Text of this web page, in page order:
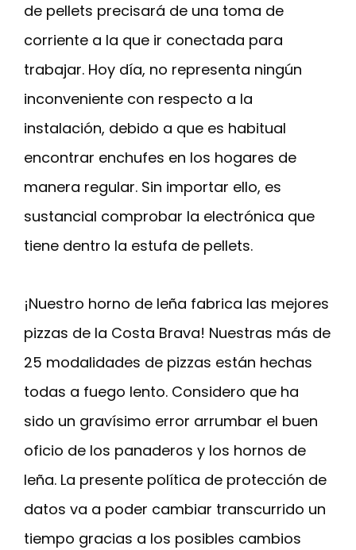
de pellets precisará de una toma de
corriente a la que ir conectada para
trabajar. Hoy día, no representa ningún
inconveniente con respecto a la
instalación, debido a que es habitual
encontrar enchufes en los hogares de
manera regular. Sin importar ello, es
sustancial comprobar la electrónica que
tiene dentro la estufa de pellets.
¡Nuestro horno de leña fabrica las mejores
pizzas de la Costa Brava! Nuestras más de
25 modalidades de pizzas están hechas
todas a fuego lento. Considero que ha
sido un gravísimo error arrumbar el buen
oficio de los panaderos y los hornos de
leña. La presente política de protección de
datos va a poder cambiar transcurrido un
tiempo gracias a los posibles cambios